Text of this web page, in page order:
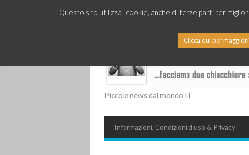
Piccole news dal mondo IT
Informazioni, Condizioni d’uso & Privacy
Questo sito utilizza i cookie, anche di terze parti per
Clicca qui per